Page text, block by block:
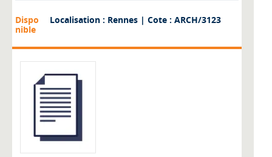
Dispo
nible
Localisation : Rennes | Cote : ARCH/3123